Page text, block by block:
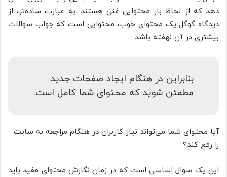
دهد که از لحاظ بار محتوایی غنی هستند. به عبارت ساده‌تر، از
دیدگاه گوگل یک محتوای خوب، محتوایی است که جواب سوالات
بیشتری در آن نهفته باشد.
بنابراین در هنگام ایجاد صفحات جدید
مطمئن شوید که محتوای شما کامل است.
آیا محتوای شما می‌‌تواند نیاز کاربران در هنگام مراجعه به سایت
را رفع کند؟
این یک سوال اساسی است که در زمان نگارش محتوای مفید باید